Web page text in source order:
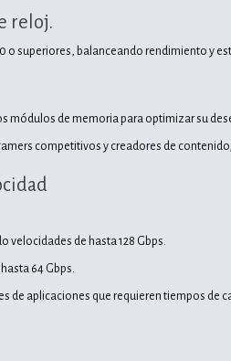
reloj.
o superiores, balanceando rendimiento y
módulos de memoria para optimizar su
competitivos y creadores de
velocidades de hasta 128 Gbps.
64 Gbps.
de aplicaciones que requieren tiempos de